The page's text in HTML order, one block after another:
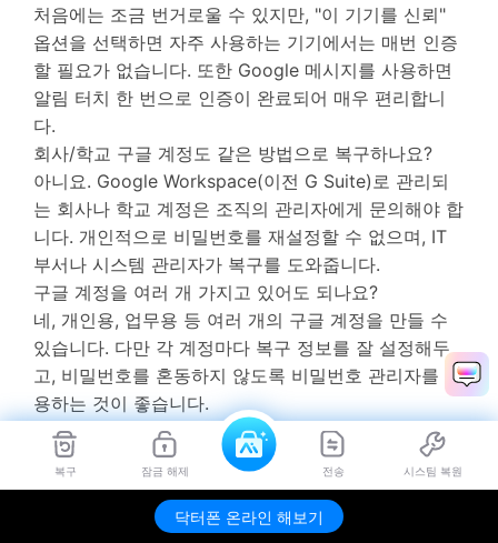
복구 잠금 해제 전송 시스팀 복원
닥터폰 온라인 해보기
처음에는 조금 번거로울 수 있지만, "이 기기를 신뢰"
옵션을 선택하면 자주 사용하는 기기에서는 매번 인증
할 필요가 없습니다. 또한 Google 메시지를 사용하면
알림 터치 한 번으로 인증이 완료되어 매우 편리합니
다.
회사/학교 구글 계정도 같은 방법으로 복구하나요?
아니요. Google Workspace(이전 G Suite)로 관리되
는 회사나 학교 계정은 조직의 관리자에게 문의해야 합
니다. 개인적으로 비밀번호를 재설정할 수 없으며, IT
부서나 시스템 관리자가 복구를 도와줍니다.
구글 계정을 여러 개 가지고 있어도 되나요?
네, 개인용, 업무용 등 여러 개의 구글 계정을 만들 수
있습니다. 다만 각 계정마다 복구 정보를 잘 설정해두
고, 비밀번호를 혼동하지 않도록 비밀번호 관리자를 사
용하는 것이 좋습니다.
계정을 복구했는데 데이터가 사라졌어요
계정 복구 자체는 성공했지만 데이터가 삭제된 경우입
니다. Gmail의 경우 삭제된 메일은 휴지통에서 30일간
보관되므로 확인해보세요. Google Drive는 "휴지통"